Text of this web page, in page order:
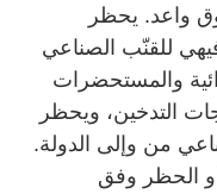
واعد. يحظر
للقنّب الصناعي
والمستحضرات
التدخين، ويحظر
من وإلى الدولة.
أو الحظر وفق